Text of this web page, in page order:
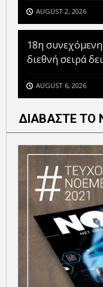
AUGUST 2, 2026
18η
διεθνή σειρά
AUGUST 6, 2026
ΔΙΑΒΑΣΤΕ ΤΟ